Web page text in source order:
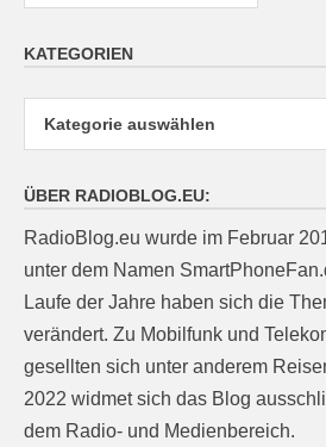
KATEGORIEN
ÜBER RADIOBLOG.EU:
RadioBlog.eu wurde im Februar
unter dem Namen
Laufe der Jahre haben sich die
verändert. Zu Mobilfunk und
gesellten sich unter anderem
2022 widmet sich das Blog
dem Radio- und Medienbereich.